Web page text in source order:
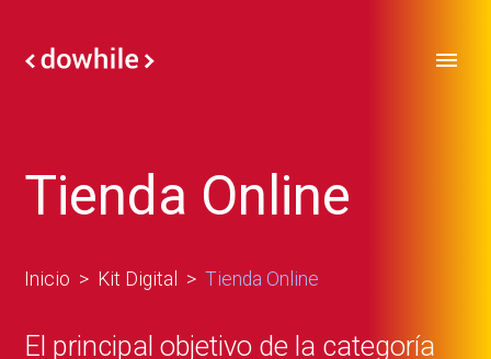
Tienda Online
Inicio Kit Digital Tienda Online
El principal objetivo de la categoría